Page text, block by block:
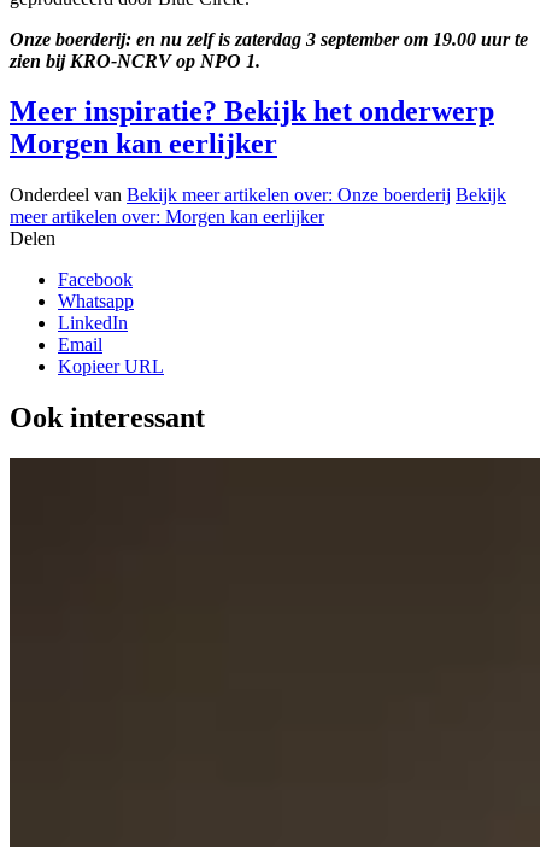
Onze boerderij: en nu zelf is zaterdag 3 september om 19.00 uur te
zien bij KRO-NCRV op NPO 1.
Meer inspiratie? Bekijk het onderwerp
Morgen kan eerlijker
Onderdeel van Bekijk meer artikelen over: Onze boerderij Bekijk
meer artikelen over: Morgen kan eerlijker
Delen
Facebook
Whatsapp
LinkedIn
Email
Kopieer URL
Ook interessant